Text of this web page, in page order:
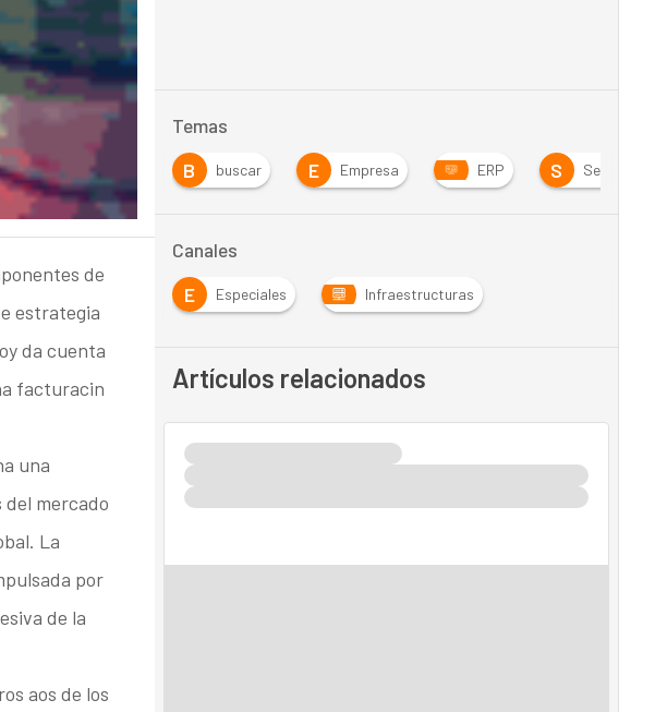
de
estrategia
da cuenta
facturacin
una
mercado
La
por
de la
aos de los
Temas
A
Acuerdos B buscar E Empresa ERP S Servicios
Canales
E
Especiales Infraestructuras
Artículos relacionados